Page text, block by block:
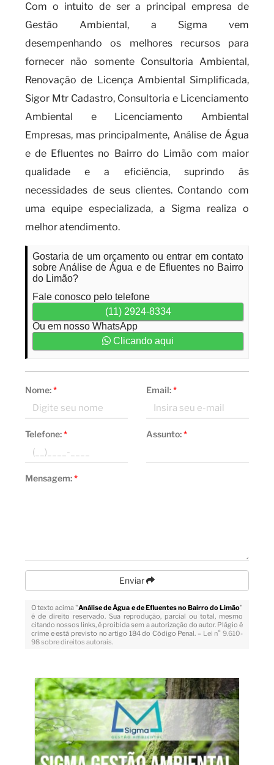
Com o intuito de ser a principal empresa de
Gestão Ambiental, a Sigma vem
desempenhando os melhores recursos para
fornecer não somente Consultoria Ambiental,
Renovação de Licença Ambiental Simplificada,
Sigor Mtr Cadastro, Consultoria e Licenciamento
Ambiental e Licenciamento Ambiental
Empresas, mas principalmente, Análise de Água
e de Efluentes no Bairro do Limão com maior
qualidade e a eficiência, suprindo às
necessidades de seus clientes. Contando com
uma equipe especializada, a Sigma realiza o
melhor atendimento.
Gostaria de um orçamento ou entrar em contato
sobre Análise de Água e de Efluentes no Bairro
do Limão?
Fale conosco pelo telefone
(11) 2924-8334
Ou em nosso WhatsApp
Clicando aqui
Nome:* Email:*
Telefone:* Assunto:*
Mensagem:*
Enviar
O texto acima "Análise de Água e de Efluentes no Bairro do Limão"
é de direito reservado. Sua reprodução, parcial ou total, mesmo
citando nossos links, é proibida sem a autorização do autor. Plágio é
crime e está previsto no artigo 184 do Código Penal. – Lei n° 9.610-
98 sobre direitos autorais.